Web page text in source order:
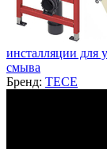
инсталляции для
смыва
Бренд: TECE